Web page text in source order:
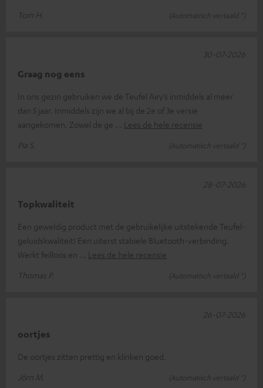
Tom H.
(Automatisch vertaald *)
Graag nog eens
In ons gezin gebruiken we de Teufel Airy’s inmiddels al meer
dan 5 jaar. Inmiddels zijn we al bij de 2e of 3e versie
aangekomen. Zowel de ge
Lees de hele recensie
Pia S.
(Automatisch vertaald *)
30-07-2026
Topkwaliteit
Een geweldig product met de gebruikelijke uitstekende Teufel-
geluidskwaliteit! Een uiterst stabiele Bluetooth-verbinding.
Werkt feilloos en
Lees de hele recensie
Thomas P.
(Automatisch vertaald *)
28-07-2026
oortjes
De oortjes zitten prettig en klinken goed.
Jörn M.
(Automatisch vertaald *)
26-07-2026